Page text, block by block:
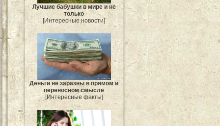
Лучшие бабушки в мире и не
только
[Интересные новости]
Деньги не заразны в прямом и
переносном смысле
[Интересные факты]